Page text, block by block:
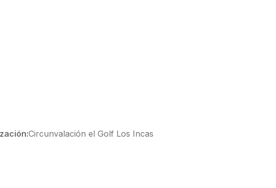
Circunvalación el Golf Los Incas